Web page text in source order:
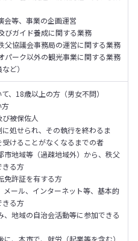
会等、事業の企画運営
びガイド養成に関する業務
父協議会事務局の運営に関する業務
パーク以外の観光事業に関する業務
ど）
、18歳以上の方（男女不問）
方
けることがなくなるまでの者
市地域等（過疎地域外）から、秩父
きる方
免許証を有する方
ール、インターネット等、基本的
きる方
、地域の自治会活動等に参加できる
、本市で、就労（起業等を含む）